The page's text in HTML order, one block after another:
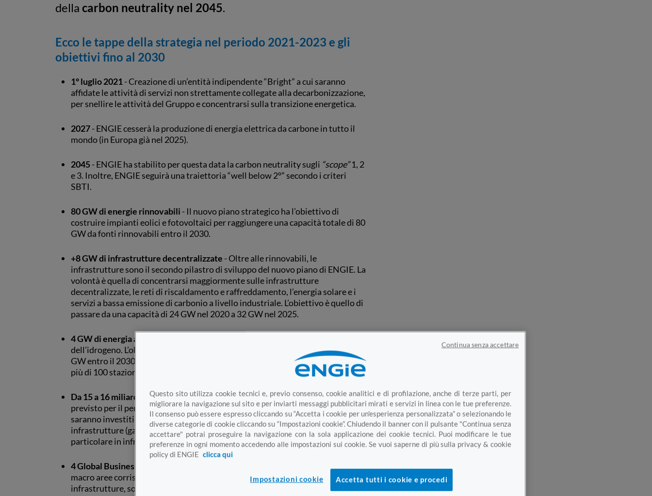
della carbon neutrality nel 2045.
Ecco le tappe della strategia nel periodo 2021-2023 e gli
obiettivi fino al 2030
1° luglio 2021- Creazione di un’entità indipendente “Bright” a cui saranno
affidate le attività di servizi non strettamente collegate alla decarbonizzazione,
per snellire le attività del Gruppo e concentrarsi sulla transizione energetica.
2027- ENGIE cesserà la produzione di energia elettrica da carbone in tutto il
mondo (in Europa già nel 2025).
2045- ENGIE ha stabilito per questa data la carbon neutrality sugli “scope”1, 2
e 3. Inoltre, ENGIE seguirà una traiettoria “well below 2°” secondo i criteri
SBTI.
80 GW di energie rinnovabili - Il nuovo piano strategico ha l’obiettivo di
costruire impianti eolici e fotovoltaici per raggiungere una capacità totale di 80
GW da fonti rinnovabili entro il 2030.
+8 GW di infrastrutture decentralizzate - Oltre alle rinnovabili, le
infrastrutture sono il secondo pilastro di sviluppo del nuovo piano di ENGIE. La
volontà è quella di concentrarsi maggiormente sulle infrastrutture
decentralizzate, le reti di riscaldamento e raffreddamento, l’energia solare e i
servizi a bassa emissione di carbonio a livello industriale. L’obiettivo è quello di
passare da una capacità di 24 GW nel 2020 a 32 GW nel 2025.
4 GW di energia all’idrogeno
dell’idrogeno. L’obiettivo è una capacità di produzione di idrogeno verde di 4
GW entro il 2030, 700 km di reti dedicate all’idrogeno, 1 TWh di stoccaggio e
più di 100 stazioni di ricarica.
Da 15 a 16 miliardi di investimenti- Il massiccio piano di investimenti è
previsto per il periodo 21-23, di questi, circa il 40/45% (6/7 miliardi di euro)
saranno investiti in energie rinnovabili (fotovoltaico ed eolico), il 30/35% in
infrastrutture (gasdotti e reti elettriche) e 15/20% in soluzioni energetiche, in
particolare in infrastrutture decentralizzate.
4 Global Business Unit
- Le attuali 25 business unit saranno sostituite da 4
macro aree corrispondenti alle 4 principali attività del gruppo: rinnovabili,
infrastrutture, soluzioni energetiche, termico e forniture di energia.
Questo sito utilizza cookie tecnici e, previo consenso, cookie analitici e di profilazione, anche di terze parti, per
migliorare la navigazione sul sito e per inviarti messaggi pubblicitari mirati e servizi in linea con le tue preferenze.
Il consenso può essere espresso cliccando su “Accetta i cookie per un'esperienza personalizzata” o selezionando le
diverse categorie di cookie cliccando su “Impostazioni cookie”. Chiudendo il banner con il pulsante "Continua senza
accettare" potrai proseguire la navigazione con la sola applicazione dei cookie tecnici. Puoi modificare le tue
preferenze in ogni momento accedendo alle impostazioni sui cookie. Se vuoi saperne di più sulla privacy & cookie
policy di ENGIE clicca qui
Impostazioni cookie Accetta tutti i cookie e procedi
Continua senza accettare